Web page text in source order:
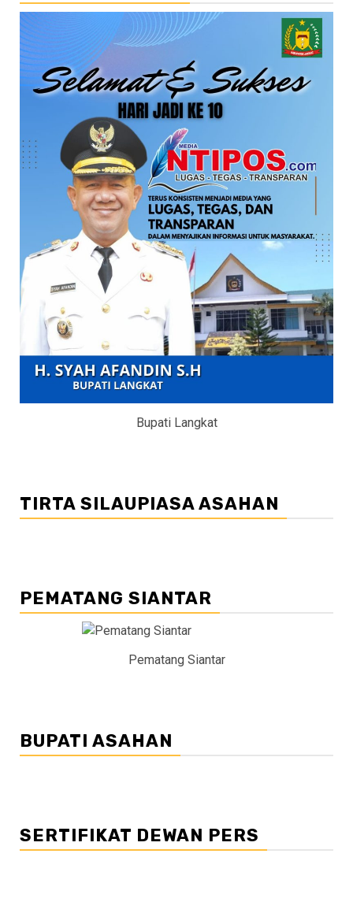
Bupati Langkat
TIRTA SILAUPIASA ASAHAN
PEMATANG SIANTAR
Pematang Siantar
BUPATI ASAHAN
SERTIFIKAT DEWAN PERS